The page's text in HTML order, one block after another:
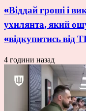
«Віддай гроші і
ухилянта, який
«відкупитись від
4 години назад